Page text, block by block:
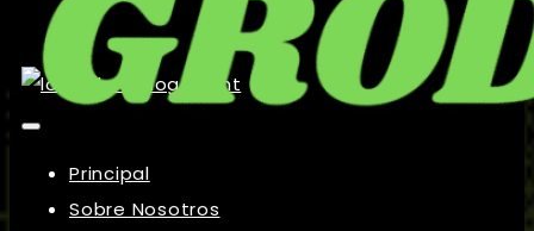
Principal
Sobre Nosotros